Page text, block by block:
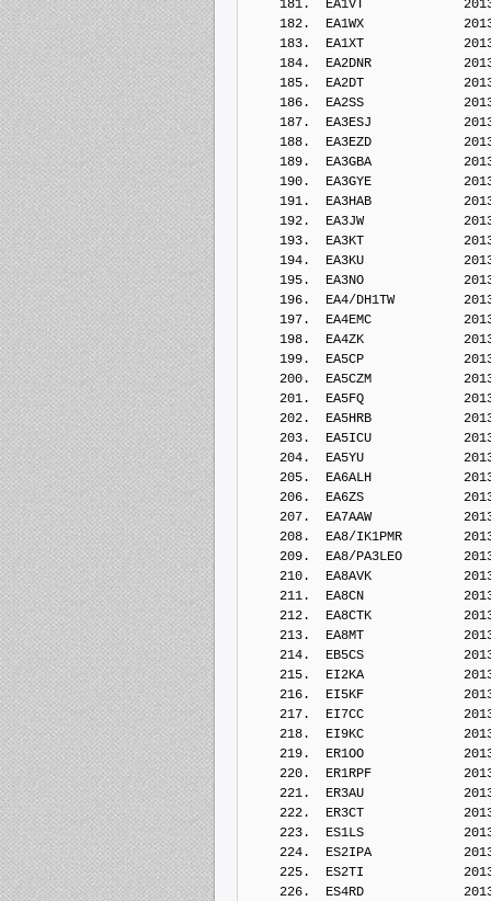
181.  EA1VT
182.  EA1WX
183.  EA1XT
184.  EA2DNR
185.  EA2DT
186.  EA2SS
187.  EA3ESJ
188.  EA3EZD
189.  EA3GBA
190.  EA3GYE
191.  EA3HAB
192.  EA3JW
193.  EA3KT
194.  EA3KU
195.  EA3NO
196.  EA4/DH1TW
197.  EA4EMC
198.  EA4ZK
199.  EA5CP
200.  EA5CZM
201.  EA5FQ
202.  EA5HRB
203.  EA5ICU
204.  EA5YU
205.  EA6ALH
206.  EA6ZS
207.  EA7AAW
208.  EA8/IK1PMR
209.  EA8/PA3LEO
210.  EA8AVK
211.  EA8CN
212.  EA8CTK
213.  EA8MT
214.  EB5CS
215.  EI2KA
216.  EI5KF
217.  EI7CC
218.  EI9KC
219.  ER1OO
220.  ER1RPF
221.  ER3AU
222.  ER3CT
223.  ES1LS
224.  ES2IPA
225.  ES2TI
226.  ES4RD